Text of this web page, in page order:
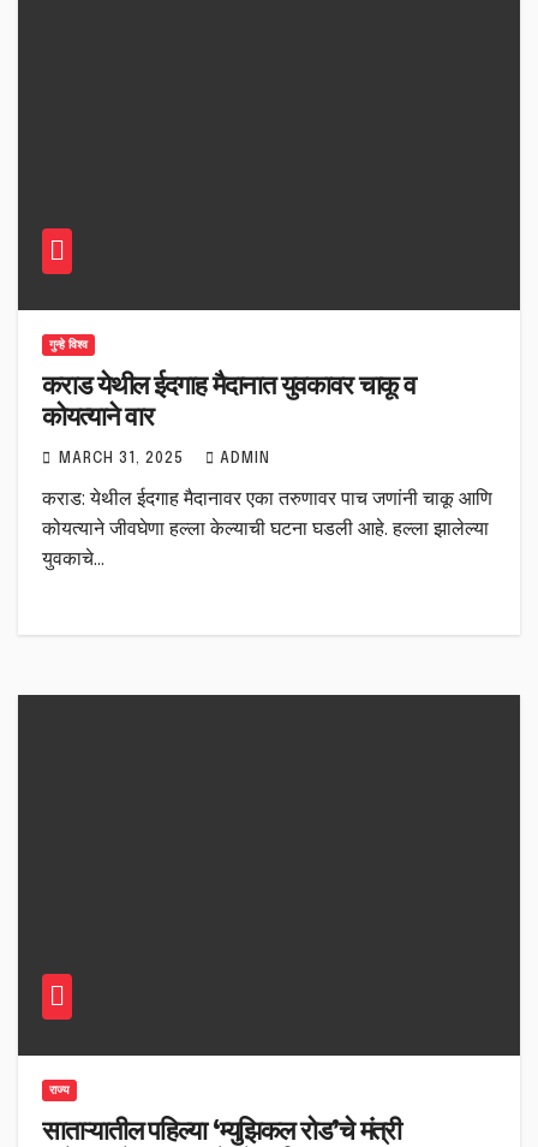
गुन्हे विश्व
कराड येथील ईदगाह मैदानात युवकावर चाकू व
कोयत्याने वार
MARCH 31, 2025 ADMIN
कराड: येथील ईदगाह मैदानावर एका तरुणावर पाच जणांनी चाकू आणि
कोयत्याने जीवघेणा हल्ला केल्याची घटना घडली आहे. हल्ला झालेल्या
युवकाचे…
राज्य
साताऱ्यातील पहिल्या ‘म्युझिकल रोड’चे मंत्री